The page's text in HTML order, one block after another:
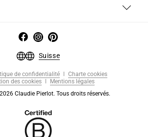
Suisse
de confidentialité
Charte cookies
des cookies
Mentions légales
Claudie Pierlot. Tous droits réservés.